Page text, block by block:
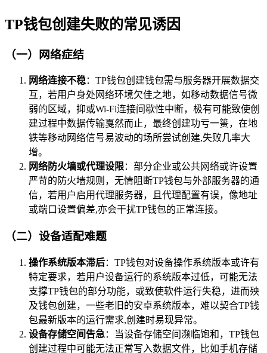
TP钱包创建失败的常见诱因
（一）网络症结
网络连接不稳：TP钱包创建钱包需与服务器开展数据交
互，若用户身处网络环境欠佳之地，如移动数据信号微
弱的区域，抑或Wi-Fi连接间歇性中断，极有可能致使创
建过程中数据传输戛然而止，最终创建功亏一篑，在地
铁等移动网络信号易波动的场所尝试创建,失败几率大
增。
网络防火墙或代理设限：部分企业或公共网络或许设置
严苛的防火墙规则，无情阻断TP钱包与外部服务器的通
信，若用户启用代理服务器，且代理配置有误，像地址
或端口设置偏差,亦会干扰TP钱包的正常连接。
（二）设备适配难题
操作系统版本滞后：TP钱包对设备操作系统版本或许有
特定要求，若用户设备运行的系统版本过低，可能无法
支撑TP钱包的部分功能，或致使软件运行失稳，进而殃
及钱包创建，一些老旧的安卓系统版本，难以契合TP钱
包最新版本的运行需求,创建时易现异常。
设备存储空间告急：当设备存储空间濒临饱和，TP钱包
创建过程中可能无法正常写入数据文件，比如手机存储